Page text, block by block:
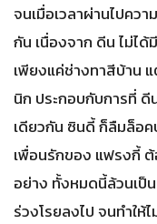
จนเมื่อเวลาผ่านไปคว
กัน เนื่องจาก ดีน ไม่ได้
เพียงแค่ช่างทาสีบ้าน
นิก ประกอบกับการที่
เดียวกัน ซินดี้ ก็ลืมล็อค
เพื่อนรักของ แฟรงกี้
อย่าง ทั้งหมดนี้ล้วนเป็
ร่วงโรยลงไป จนทำใ